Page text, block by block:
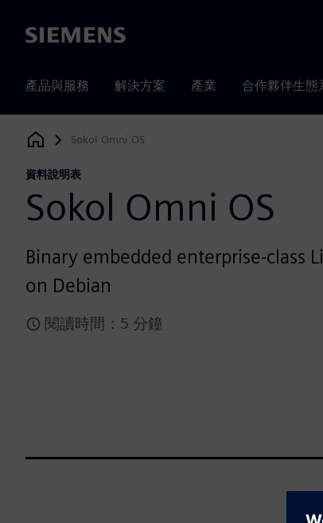
Siemens
產品與服務 解決方案 產業 合作夥伴生態
Siemens Digital Industries Software
Sokol Omni OS
資料說明表
Sokol Omni OS
Binary embedded enterprise-class
on Debian
閱讀時間：5 分鐘